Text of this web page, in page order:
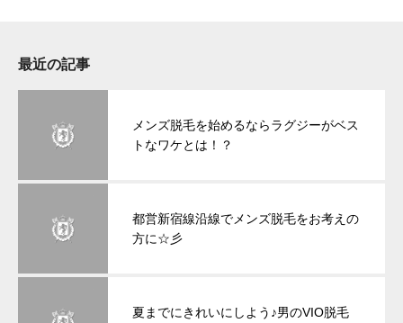
最近の記事
メンズ脱毛を始めるならラグジーがベス
トなワケとは！？
都営新宿線沿線でメンズ脱毛をお考えの
方に☆彡
夏までにきれいにしよう♪男のVIO脱毛